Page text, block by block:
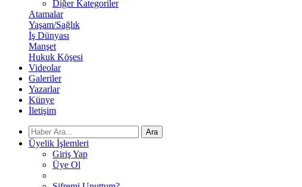
Diğer Kategoriler
Atamalar
Yaşam/Sağlık
İş Dünyası
Manşet
Hukuk Köşesi
Videolar
Galeriler
Yazarlar
Künye
İletişim
Ara
Üyelik İşlemleri
Giriş Yap
Üye Ol